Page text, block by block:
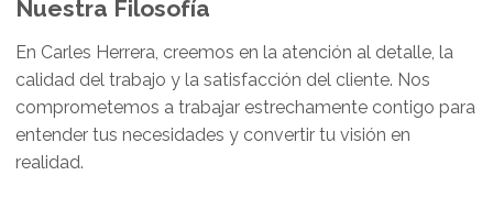
Nuestra Filosofía
En Carles Herrera, creemos en la atención al detalle, la
calidad del trabajo y la satisfacción del cliente. Nos
comprometemos a trabajar estrechamente contigo para
entender tus necesidades y convertir tu visión en
realidad.